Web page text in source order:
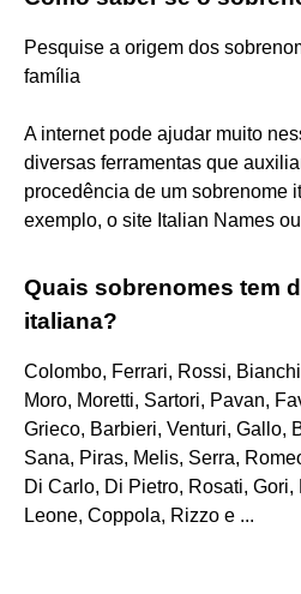
Pesquise a origem dos
família
A internet pode ajudar muito
diversas ferramentas que
procedência de um sobrenome
exemplo, o site Italian Names
Quais sobrenomes tem
italiana?
Colombo, Ferrari, Rossi,
Moro, Moretti, Sartori, Pavan,
Grieco, Barbieri, Venturi, Gallo,
Sana, Piras, Melis, Serra,
Di Carlo, Di Pietro, Rosati,
Leone, Coppola, Rizzo e ...